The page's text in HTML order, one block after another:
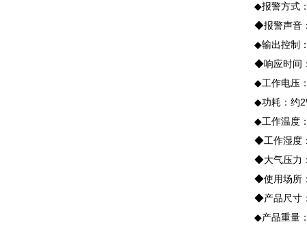
◆报警方式
◆报警声音
◆输出控制：
◆响应时间
◆工作电压
◆功耗：约
◆工作温度
◆工作湿度
◆大气压力
◆使用场所
◆产品尺寸
◆产品重量